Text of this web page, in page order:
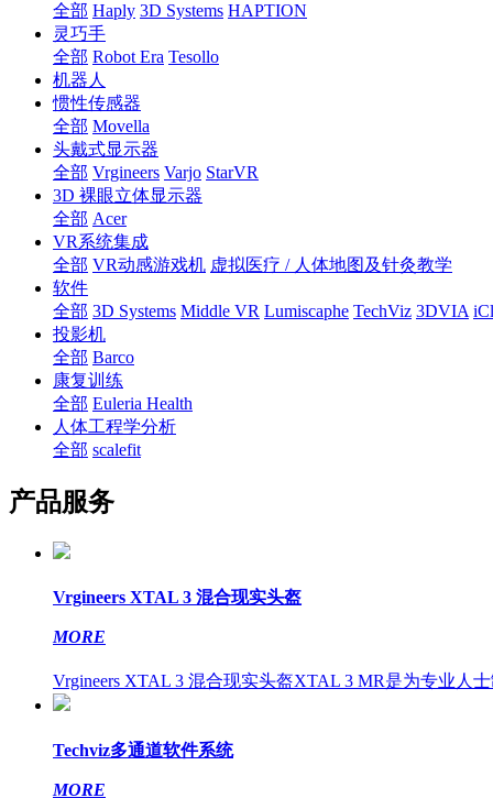
全部 Haply 3D Systems HAPTION
灵巧手
全部 Robot Era Tesollo
机器人
惯性传感器
全部 Movella
头戴式显示器
全部 Vrgineers Varjo StarVR
3D 裸眼立体显示器
全部 Acer
VR系统集成
全部 VR动感游戏机 虚拟医疗 / 人体地图及针灸教学
软件
全部 3D Systems Middle VR Lumiscaphe TechViz 3DVIA
投影机
全部 Barco
康复训练
全部 Euleria Health
人体工程学分析
全部 scalefit
产品服务
Vrgineers XTAL 3 混合现实头盔
MORE
Vrgineers XTAL 3 混合现实头盔XTAL 3 MR是为专业人
Techviz多通道软件系统
MORE